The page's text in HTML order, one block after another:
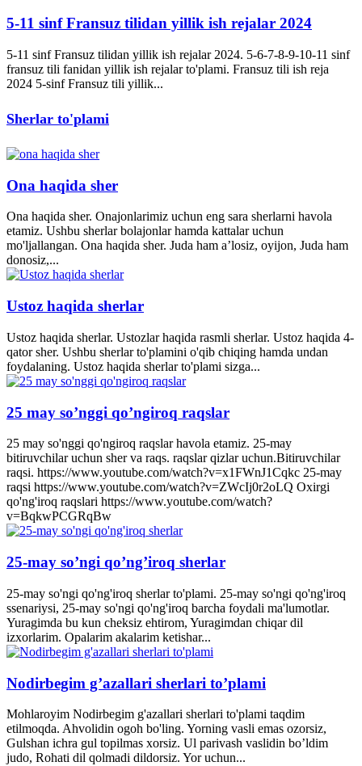
5-11 sinf Fransuz tilidan yillik ish rejalar 2024
5-11 sinf Fransuz tilidan yillik ish rejalar 2024. 5-6-7-8-9-10-11 sinf
fransuz tili fanidan yillik ish rejalar to'plami. Fransuz tili ish reja
2024 5-sinf Fransuz tili yillik...
Sherlar to'plami
Ona haqida sher
Ona haqida sher. Onajonlarimiz uchun eng sara sherlarni havola
etamiz. Ushbu sherlar bolajonlar hamda kattalar uchun
mo'ljallangan. Ona haqida sher. Juda ham a’losiz, oyijon, Juda ham
donosiz,...
Ustoz haqida sherlar
Ustoz haqida sherlar. Ustozlar haqida rasmli sherlar. Ustoz haqida 4-
qator sher. Ushbu sherlar to'plamini o'qib chiqing hamda undan
foydalaning. Ustoz haqida sherlar to'plami sizga...
25 may so’nggi qo’ngiroq raqslar
25 may so'nggi qo'ngiroq raqslar havola etamiz. 25-may
bitiruvchilar uchun sher va raqs. raqslar qizlar uchun.Bitiruvchilar
raqsi. https://www.youtube.com/watch?v=x1FWnJ1Cqkc 25-may
raqsi https://www.youtube.com/watch?v=ZWcIj0r2oLQ Oxirgi
qo'ng'iroq raqslari https://www.youtube.com/watch?
v=BqkwPCGRqBw
25-may so’ngi qo’ng’iroq sherlar
25-may so'ngi qo'ng'iroq sherlar to'plami. 25-may so'ngi qo'ng'iroq
ssenariysi, 25-may so'ngi qo'ng'iroq barcha foydali ma'lumotlar.
Yuragimda bu kun cheksiz ehtirom, Yuragimdan chiqar dil
izxorlarim. Opalarim akalarim ketishar...
Nodirbegim g’azallari sherlari to’plami
Mohlaroyim Nodirbegim g'azallari sherlari to'plami taqdim
etilmoqda. Ahvolidin ogoh bo'ling. Yorning vasli emas ozorsiz,
Gulshan ichra gul topilmas xorsiz. Ul parivash vaslidin bo’ldim
judo, Rohati dil qolmadi dildorsiz. Yor uchun...